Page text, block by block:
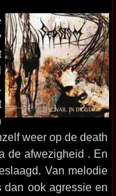
weer op de death
de afwezigheid . En
Van melodie
dan ook agressie en